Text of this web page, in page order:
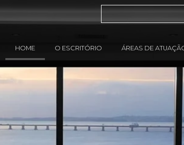
HOME O ESCRITÓRIO ÁREAS DE